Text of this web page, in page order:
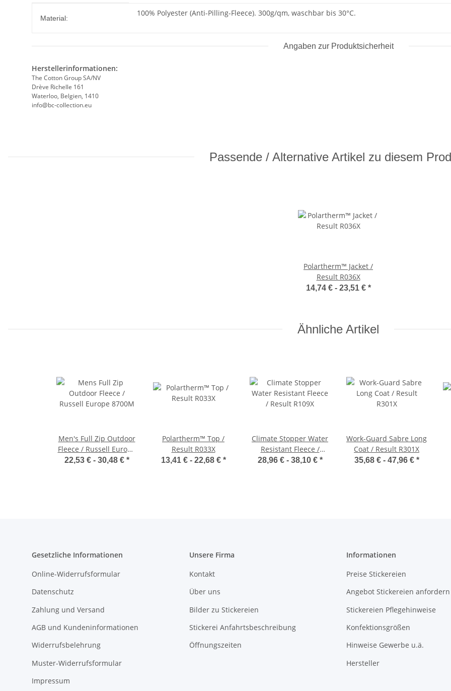
Material:
100% Polyester (Anti-Pilling-Fleece). 300g/qm, waschbar bis 30°C.
Angaben zur Produktsicherheit
Herstellerinformationen:
The Cotton Group SA/NV
Drève Richelle 161
Waterloo, Belgien, 1410
info@bc-collection.eu
Passende / Alternative Artikel zu diesem
Polartherm™ Jacket /
Result R036X
14,74 € - 23,51 € *
Ähnliche Artikel
Men's Full Zip Outdoor
Fleece / Russell Europe
8700M
22,53 € - 30,48 € *
Polartherm™ Top /
Result R033X
13,41 € - 22,68 € *
Climate Stopper Water
Resistant Fleece /
Result R109X
28,96 € - 38,10 € *
Work-Guard Sabre Long
Coat / Result R301X
35,68 € - 47,96 € *
Gesetzliche Informationen
Online-Widerrufsformular
Datenschutz
Zahlung und Versand
AGB und Kundeninformationen
Widerrufsbelehrung
Muster-Widerrufsformular
Impressum
Unsere Firma
Kontakt
Über uns
Bilder zu Stickereien
Stickerei Anfahrtsbeschreibung
Öffnungszeiten
Informationen
Preise Stickereien
Angebot Stickereien anfordern
Stickereien Pflegehinweise
Konfektionsgrößen
Hinweise Gewerbe u.ä.
Hersteller